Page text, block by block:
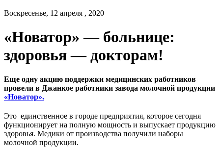
Воскресенье, 12 апреля , 2020
«Новатор» — больнице:
здоровья — докторам!
Еще одну акцию поддержки медицинских работников
провели в Джанкое работники завода молочной продукции
«Новатор».
Это единственное в городе предприятия, которое сегодня
функционирует на полную мощность и выпускает продукцию
здоровья. Медики от производства получили наборы
молочной продукции.